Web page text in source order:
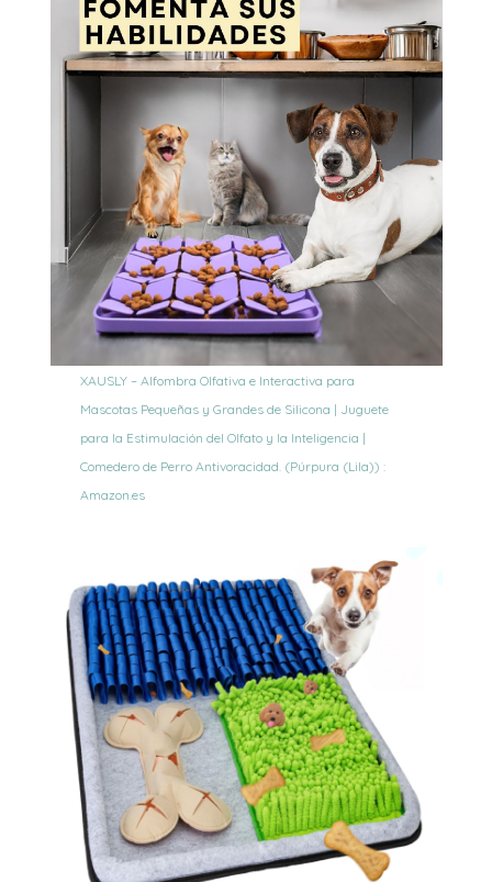
XAUSLY – Alfombra Olfativa e Interactiva para
Mascotas Pequeñas y Grandes de Silicona | Juguete
para la Estimulación del Olfato y la Inteligencia |
Comedero de Perro Antivoracidad. (Púrpura (Lila)) :
Amazon.es